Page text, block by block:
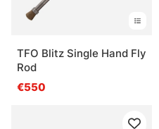
TFO Blitz Single Hand Fly
Rod
€550